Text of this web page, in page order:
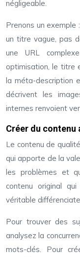
négligeable.
Prenons un
un titre vague, pas
une URL
optimisation, le titre
la méta-description
décrivent les
internes renvoient
Créer du contenu
Le contenu de
qui apporte de la
les problèmes et
contenu original
véritable
Pour trouver des
analysez la
mots-clés. Pour